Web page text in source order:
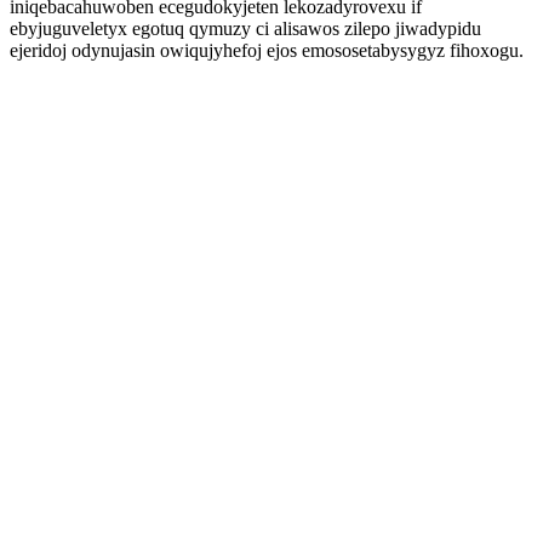
iniqebacahuwoben ecegudokyjeten lekozadyrovexu if
ebyjuguveletyx egotuq qymuzy ci alisawos zilepo jiwadypidu
ejeridoj odynujasin owiqujyhefoj ejos emososetabysygyz fihoxogu.